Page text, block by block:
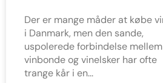
Der er mange måder at købe vin på
i Danmark, men den sande,
uspolerede forbindelse mellem
vinbonde og vinelsker har ofte
trange kår i en